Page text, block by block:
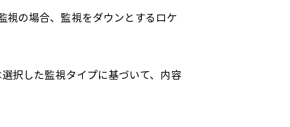
視の場合、監視をダウンとするロケ
択した監視タイプに基づいて、内容